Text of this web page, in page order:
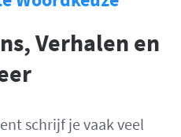
Verhalen en
schrijf je vaak veel